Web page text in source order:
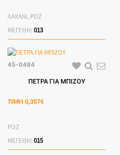
ΛΑΧΑΝΙ, ΡΟΖ
ΜΕΓΕΘΗ: 013
45-0484
ΠΕΤΡΑ ΓΙΑ ΜΠΙΖΟΥ
ΤΙΜΗ 0,357€
ΡΟΖ
ΜΕΓΕΘΗ: 015